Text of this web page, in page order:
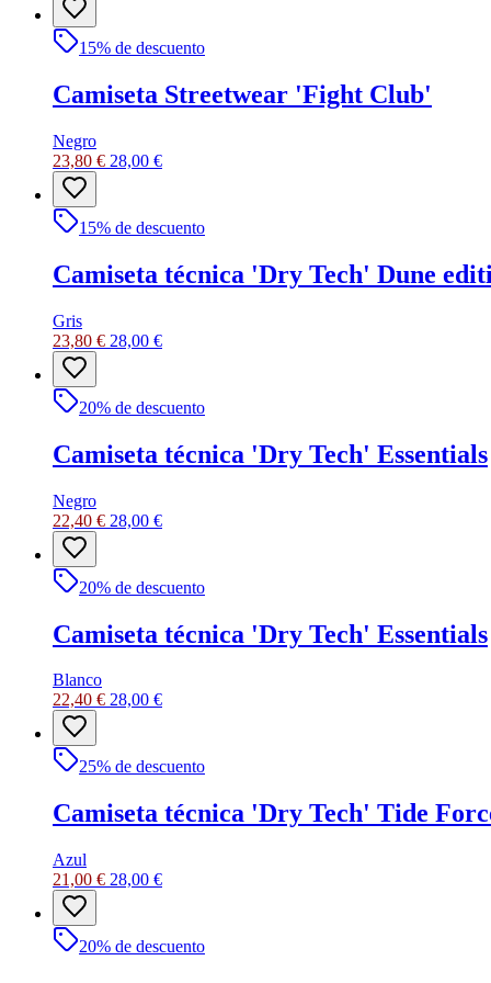
15% de descuento
Camiseta Streetwear 'Fight Club'
Negro
23,80 € 28,00 €
15% de descuento
Camiseta técnica 'Dry Tech' Dune
Gris
23,80 € 28,00 €
20% de descuento
Camiseta técnica 'Dry Tech' Essentials
Negro
22,40 € 28,00 €
20% de descuento
Camiseta técnica 'Dry Tech' Essentials
Blanco
22,40 € 28,00 €
25% de descuento
Camiseta técnica 'Dry Tech' Tide
Azul
21,00 € 28,00 €
20% de descuento